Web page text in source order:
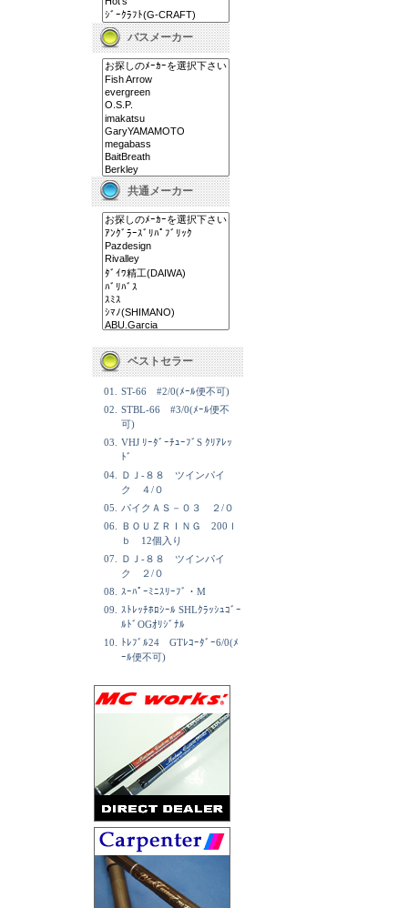
バスメーカー
共通メーカー
ベストセラー
01.
ST-66 #2/0(ﾒｰﾙ便不可)
02.
STBL-66 #3/0(ﾒｰﾙ便不
可)
03.
VHJ ﾘｰﾀﾞｰﾁｭｰﾌﾞS ｸﾘｱﾚｯ
ﾄﾞ
04.
ＤＪ-８８ ツインパイ
ク ４/０
05.
パイクＡＳ－０３ ２/０
06.
ＢＯＵＺＲＩＮＧ 200ｌ
ｂ 12個入り
07.
ＤＪ-８８ ツインパイ
ク ２/０
08.
ｽｰﾊﾟｰﾐﾆｽﾘｰﾌﾞ・M
09.
ｽﾄﾚｯﾁﾎﾛｼｰﾙ SHLｸﾗｯｼｭｺﾞｰ
ﾙﾄﾞOGｵﾘｼﾞﾅﾙ
10.
ﾄﾚﾌﾞﾙ24 GTﾚｺｰﾀﾞｰ6/0(ﾒ
ｰﾙ便不可)